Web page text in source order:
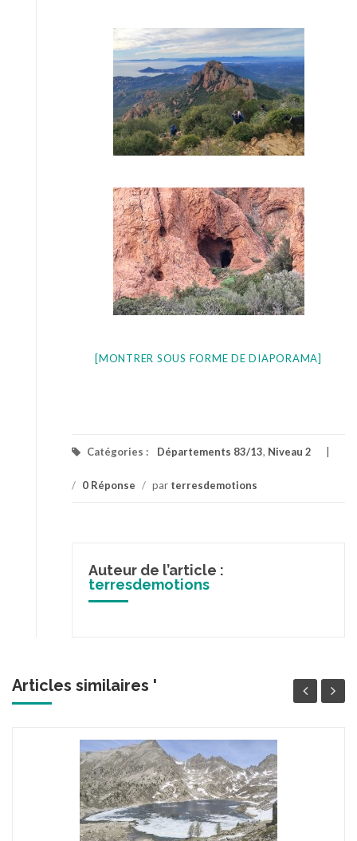
[MONTRER SOUS FORME DE DIAPORAMA]
Catégories : Départements 83/13, Niveau 2
/ 0 Réponse / par terresdemotions
Auteur de l’article :
terresdemotions
Articles similaires '